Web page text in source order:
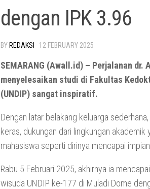
dengan IPK 3.96
BY REDAKSI · 12 FEBRUARY 2025
SEMARANG (Awall.id) – Perjalanan dr.
menyelesaikan studi di Fakultas
(UNDIP) sangat inspiratif.
Dengan latar belakang keluarga
keras, dukungan dari lingkungan
mahasiswa seperti dirinya mencapai impian.
Rabu 5 Februari 2025, akhirnya ia
wisuda UNDIP ke-177 di Muladi Dome